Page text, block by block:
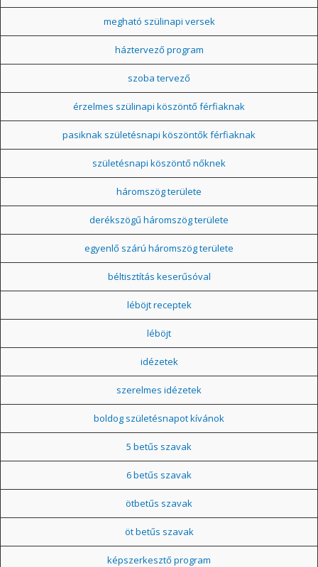
megható szülinapi versek
háztervező program
szoba tervező
érzelmes szülinapi köszöntő férfiaknak
pasiknak születésnapi köszöntők férfiaknak
születésnapi köszöntő nőknek
háromszög területe
derékszögű háromszög területe
egyenlő szárú háromszög területe
béltisztítás keserűsóval
léböjt receptek
léböjt
idézetek
szerelmes idézetek
boldog születésnapot kívánok
5 betűs szavak
6 betűs szavak
ötbetűs szavak
öt betűs szavak
képszerkesztő program